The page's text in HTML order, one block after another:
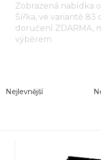
Zobrazená nabídka
Šířka, ve variantě 83
doručení ZDARMA,
výběrem.
Nejlevnější